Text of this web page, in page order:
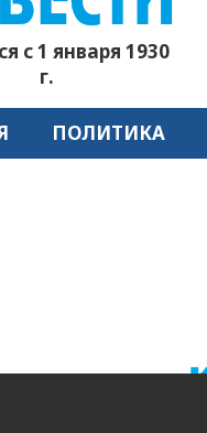
с 1 января 1930
г.
ПОЛИТИКА